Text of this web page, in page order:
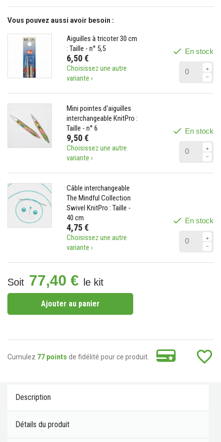
Vous pouvez aussi avoir besoin :
Aiguilles à tricoter 30 cm
: Taille - n° 5,5
6,50 €
Choisissez une autre
variante ›
En stock
Mini pointes d'aiguilles
interchangeable KnitPro :
Taille - n° 6
9,50 €
Choisissez une autre
variante ›
En stock
Câble interchangeable
The Mindful Collection
Swivel KnitPro : Taille -
40 cm
4,75 €
Choisissez une autre
variante ›
En stock
Soit 77,40 € le kit
Ajouter au panier
favorite_border
Cumulez 77 points de fidélité pour ce produit.
Description
Détails du produit